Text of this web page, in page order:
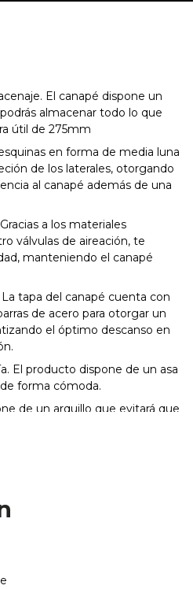
El canapé dispone un
almacenar todo lo que
útil de 275mm
en forma de media luna
de los laterales, otorgando
al canapé además de una
a los materiales
válvulas de aireación, te
manteniendo el canapé
tapa del canapé cuenta con
de acero para otorgar un
el óptimo descanso en
El producto dispone de un asa
forma cómoda.
de un arquillo que evitará que
abras el producto.
inmueble lo permitan. Podrá
en las condiciones generales
entre el producto
en cuanto a color, tejido o